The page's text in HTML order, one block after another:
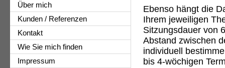
Über mich
Kunden / Referenzen
Kontakt
Wie Sie mich finden
Impressum
Ebenso hängt die
Ihrem jeweiligen
Sitzungsdauer von
Abstand zwischen
individuell
bis 4-wöchigen